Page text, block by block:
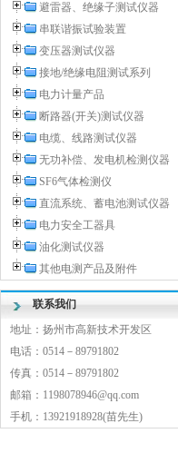
避雷器、绝缘子测试仪器
串联谐振试验装置
变压器测试仪器
接地/绝缘电阻测试系列
电力计量产品
断路器(开关)测试仪器
电缆、线路测试仪器
无功补偿、发电机检测仪器
SF6气体检测仪
直流系统、蓄电池测试仪器
电力安全工器具
油化测试仪器
其他电测产品及附件
联系我们
地址：扬州市高新技术开发区
电话：0514－89791802
传真：0514－89791802
邮箱：1198078946@qq.com
手机：13921918928(苗先生)